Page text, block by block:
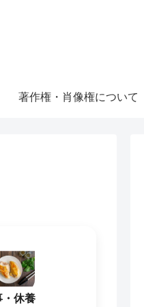
著作権・肖像権について
・休養